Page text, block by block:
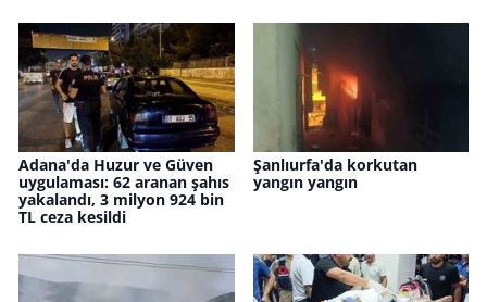
Adana'da Huzur ve Güven
uygulaması: 62 aranan şahıs
yakalandı, 3 milyon 924 bin
TL ceza kesildi
Şanlıurfa'da korkutan
yangın yangın